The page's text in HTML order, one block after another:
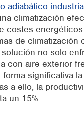
adiabático
climatización
costes energéticos
de climatización
solución no solo
con aire exterior
forma significativa la
a ello, la
un 15%.